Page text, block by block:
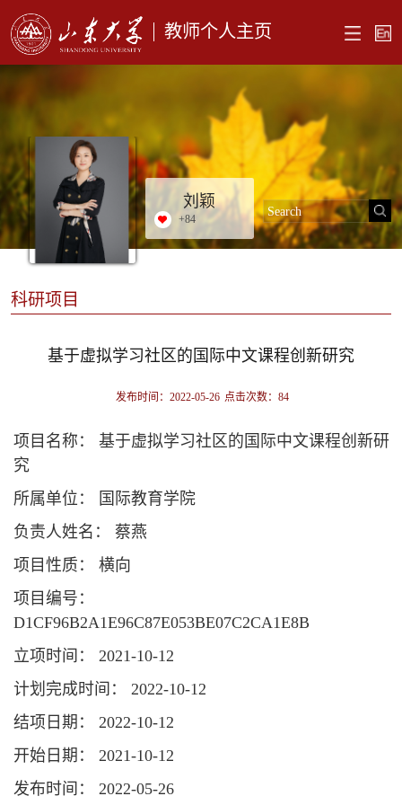
教师个人主页
刘颖
+84
科研项目
基于虚拟学习社区的国际中文课程创新研究
发布时间：2022-05-26 点击次数： 84
项目名称： 基于虚拟学习社区的国际中文课程创新研
究
所属单位： 国际教育学院
负责人姓名： 蔡燕
项目性质： 横向
项目编号：
D1CF96B2A1E96C87E053BE07C2CA1E8B
立项时间： 2021-10-12
计划完成时间： 2022-10-12
结项日期： 2022-10-12
开始日期： 2021-10-12
发布时间： 2022-05-26